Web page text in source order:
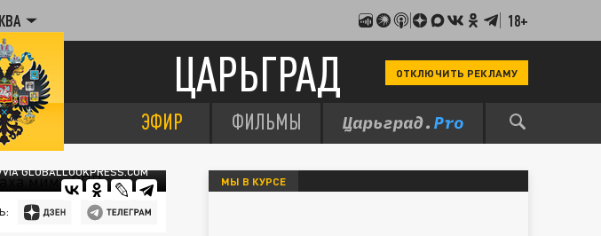
18+
ЦАРЬГРАД ОТКЛЮЧИТЬ РЕКЛАМУ
ЭФИР ФИЛЬМЫ
GLOBALLOOKPRESS.COM
МЫ В КУРСЕ